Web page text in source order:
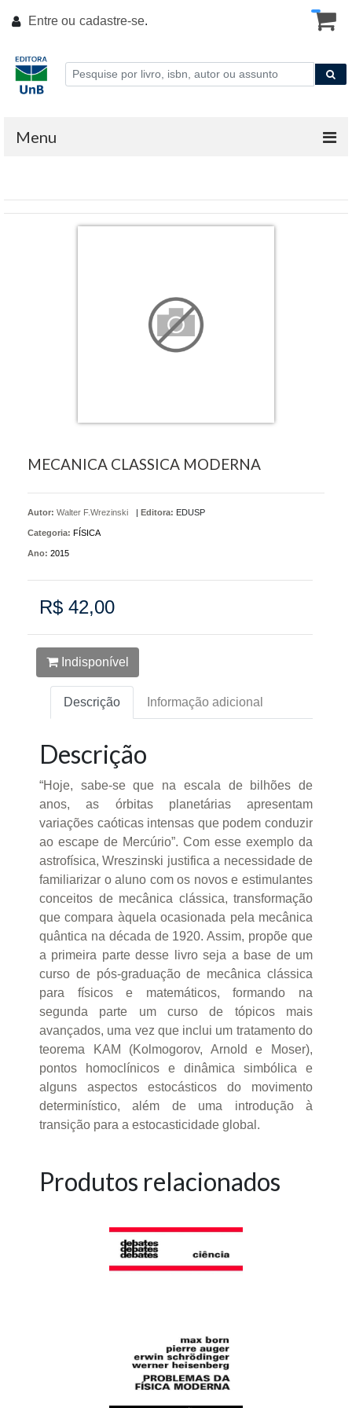
Entre ou cadastre-se.
Menu
MECANICA CLASSICA MODERNA
Autor: Walter F.Wrezinski | Editora: EDUSP
Categoria: FÍSICA
Ano: 2015
R$ 42,00
Indisponível
Descrição Informação adicional
Descrição
“Hoje, sabe-se que na escala de bilhões de
anos, as órbitas planetárias apresentam
variações caóticas intensas que podem conduzir
ao escape de Mercúrio”. Com esse exemplo da
astrofísica, Wreszinski justifica a necessidade de
familiarizar o aluno com os novos e estimulantes
conceitos de mecânica clássica, transformação
que compara àquela ocasionada pela mecânica
quântica na década de 1920. Assim, propõe que
a primeira parte desse livro seja a base de um
curso de pós-graduação de mecânica clássica
para físicos e matemáticos, formando na
segunda parte um curso de tópicos mais
avançados, uma vez que inclui um tratamento do
teorema KAM (Kolmogorov, Arnold e Moser),
pontos homoclínicos e dinâmica simbólica e
alguns aspectos estocásticos do movimento
determinístico, além de uma introdução à
transição para a estocasticidade global.
Produtos relacionados